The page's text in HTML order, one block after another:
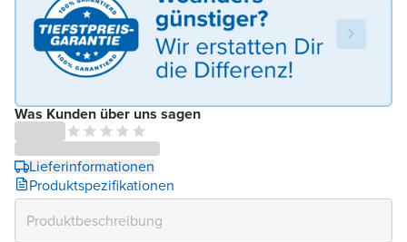
Was Kunden über uns sagen
Lieferinformationen
Produktspezifikationen